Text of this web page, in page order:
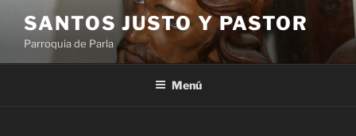
contenido
SANTOS JUSTO Y PASTOR
Parroquia de Parla
Menú